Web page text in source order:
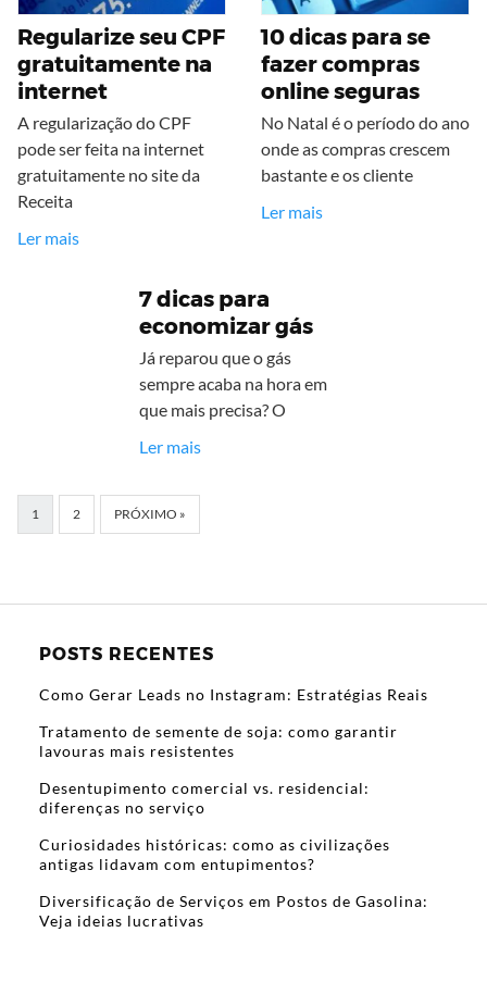
Regularize seu CPF
gratuitamente na
internet
A regularização do CPF
pode ser feita na internet
gratuitamente no site da
Receita
Ler mais
10 dicas para se
fazer compras
online seguras
No Natal é o período do ano
onde as compras crescem
bastante e os cliente
Ler mais
7 dicas para
economizar gás
Já reparou que o gás
sempre acaba na hora em
que mais precisa? O
Ler mais
1 2 PRÓXIMO »
POSTS RECENTES
Como Gerar Leads no Instagram: Estratégias Reais
Tratamento de semente de soja: como garantir
lavouras mais resistentes
Desentupimento comercial vs. residencial:
diferenças no serviço
Curiosidades históricas: como as civilizações
antigas lidavam com entupimentos?
Diversificação de Serviços em Postos de Gasolina:
Veja ideias lucrativas